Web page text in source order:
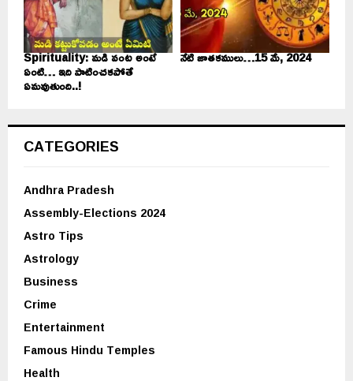
Spirituality: మడి వంట అంటే
ఏంటి… ఇది పాటించకపోతే
ఏమవుతుంది..!
నేటి జాతకములు…15 మే, 2024
CATEGORIES
Andhra Pradesh
Assembly-Elections 2024
Astro Tips
Astrology
Business
Crime
Entertainment
Famous Hindu Temples
Health